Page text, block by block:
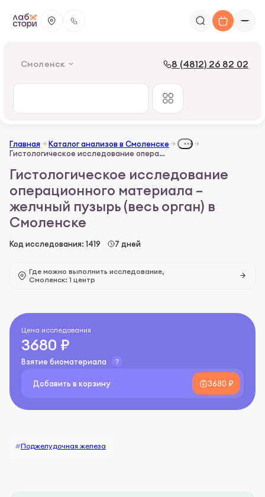
Смоленск 8 (4812) 26 82 02
Главная
Каталог анализов в Смоленске
Гистологическое исследование операционного материала – желчный пузырь (весь орган)
Гистологическое исследование
операционного материала –
желчный пузырь (весь орган) в
Смоленске
Код исследования: 1419 7 дней
Где можно выполнить исследование,
Смоленск: 1 центр
Цена исследования
3680 ₽
Взятие биоматериала
Добавить в корзину 3680 ₽
#Поджелудочная железа